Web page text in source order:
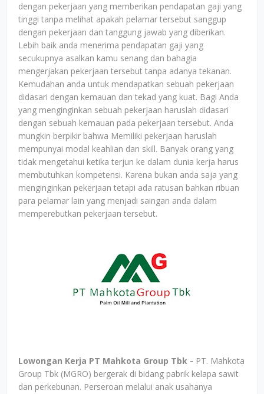
dengan pekerjaan yang memberikan pendapatan gaji yang
tinggi tanpa melihat apakah pelamar tersebut sanggup
dengan pekerjaan dan tanggung jawab yang diberikan.
Lebih baik anda menerima pendapatan gaji yang
secukupnya asalkan kamu senang dan bahagia
mengerjakan pekerjaan tersebut tanpa adanya tekanan.
Kemudahan anda untuk mendapatkan sebuah pekerjaan
didasari dengan kemauan dan tekad yang kuat. Bagi Anda
yang menginginkan sebuah pekerjaan haruslah didasari
dengan sebuah kemauan pada pekerjaan tersebut. Anda
mungkin berpikir bahwa Memiliki pekerjaan haruslah
mempunyai modal keahlian dan skill. Banyak orang yang
tidak mengetahui ketika terjun ke dalam dunia kerja harus
membutuhkan kompetensi. Karena bukan anda saja yang
menginginkan pekerjaan tetapi ada ratusan bahkan ribuan
para pelamar lain yang menjadi saingan anda dalam
memperebutkan pekerjaan tersebut.
Lowongan Kerja PT Mahkota Group Tbk - PT. Mahkota
Group Tbk (MGRO) bergerak di bidang pabrik kelapa sawit
dan perkebunan. Perseroan melalui anak usahanya